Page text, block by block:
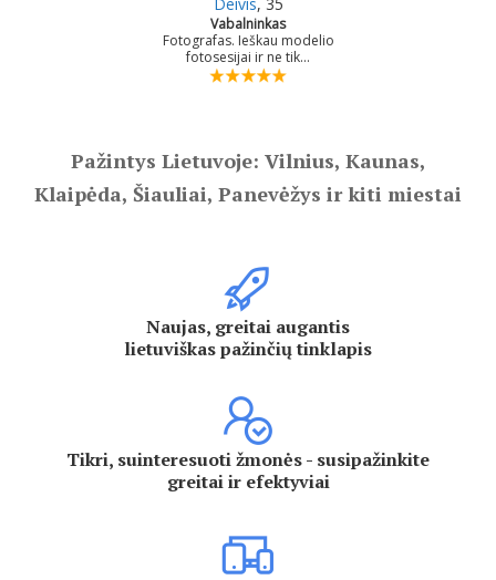
Vabalninkas
Fotografas. Ieškau modelio
fotosesijai ir ne tik...
Pažintys Lietuvoje: Vilnius, Kaunas,
Klaipėda, Šiauliai, Panevėžys ir kiti miestai
Naujas, greitai augantis
lietuviškas pažinčių tinklapis
Tikri, suinteresuoti žmonės - susipažinkite
greitai ir efektyviai